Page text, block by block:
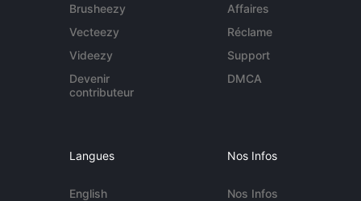
Brusheezy
Vecteezy
Videezy
Devenir
contributeur
Affaires
Réclame
Support
DMCA
Langues
English
Nos Infos
Nos Infos